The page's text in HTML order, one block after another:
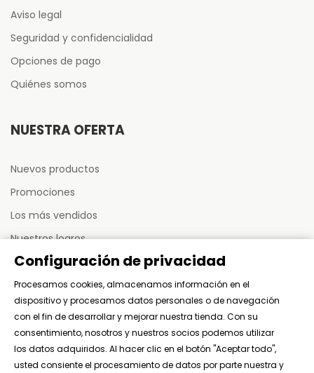
Aviso legal
Seguridad y confidencialidad
Opciones de pago
Quiénes somos
NUESTRA OFERTA
Nuevos productos
Promociones
Los más vendidos
Nuestros logros
Sitemap
MI CUENTA
Mis pedidos
Mis activos
Configuración de privacidad
Procesamos cookies, almacenamos información en el
dispositivo y procesamos datos personales o de navegación
con el fin de desarrollar y mejorar nuestra tienda. Con su
consentimiento, nosotros y nuestros socios podemos utilizar
los datos adquiridos. Al hacer clic en el botón "Aceptar todo",
usted consiente el procesamiento de datos por parte nuestra y